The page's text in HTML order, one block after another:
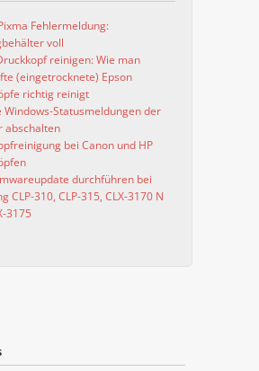
Fehlermeldung:
voll
reinigen: Wie man
(eingetrocknete) Epson
richtig reinigt
Windows-Statusmeldungen der
abschalten
bei Canon und HP
durchführen bei
CLP-310, CLP-315, CLX-3170 N
3175